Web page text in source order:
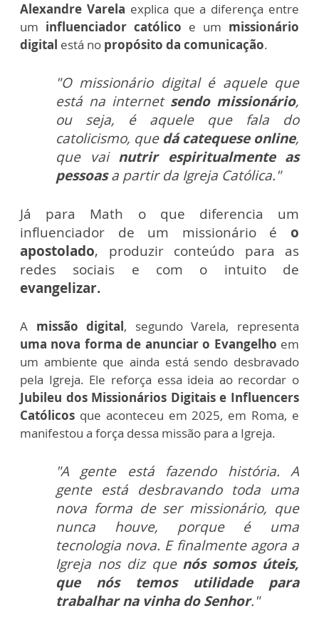
Alexandre Varela explica que a diferença entre
um influenciador católico e um missionário
digital está no propósito da comunicação.
"O missionário digital é aquele que
está na internet sendo missionário,
ou seja, é aquele que fala do
catolicismo, que dá catequese online,
que vai nutrir espiritualmente as
pessoasa partir da Igreja Católica."
Já para Math o que diferencia um
influenciador de um missionário é o
apostolado, produzir conteúdo para as
redes sociais e com o intuito de
evangelizar.
A missão digital, segundo Varela, representa
uma nova forma de anunciar o Evangelho em
um ambiente que ainda está sendo desbravado
pela Igreja. Ele reforça essa ideia ao recordar o
Jubileu dos Missionários Digitais e Influencers
Católicos que aconteceu em 2025, em Roma, e
manifestou a força dessa missão para a Igreja.
"A gente está fazendo história. A
gente está desbravando toda uma
nova forma de ser missionário, que
nunca houve, porque é uma
tecnologia nova. E finalmente agora a
Igreja nos diz que nós somos úteis,
que nós temos utilidade para
trabalhar na vinha do Senhor."